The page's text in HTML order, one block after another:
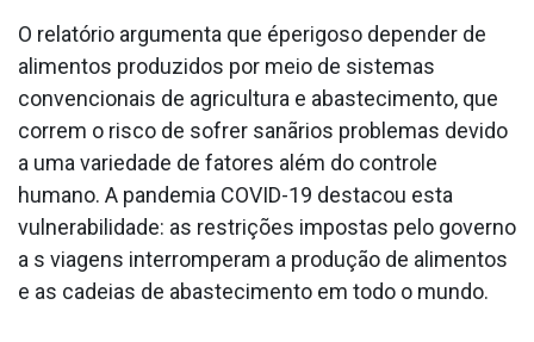
O relatório argumenta que éperigoso depender de
alimentos produzidos por meio de sistemas
convencionais de agricultura e abastecimento, que
correm o risco de sofrer sanãrios problemas devido
a uma variedade de fatores além do controle
humano. A pandemia COVID-19 destacou esta
vulnerabilidade: as restrições impostas pelo governo
a s viagens interromperam a produção de alimentos
e as cadeias de abastecimento em todo o mundo.